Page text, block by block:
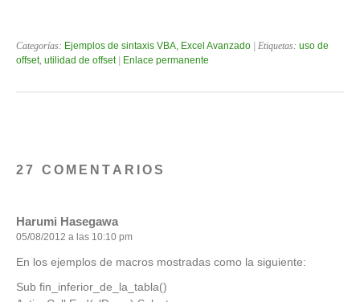
Categorías: Ejemplos de sintaxis VBA, Excel Avanzado | Etiquetas: uso de
offset, utilidad de offset| Enlace permanente
27 COMENTARIOS
Harumi Hasegawa
05/08/2012 a las 10:10 pm
En los ejemplos de macros mostradas como la siguiente:
Sub fin_inferior_de_la_tabla()